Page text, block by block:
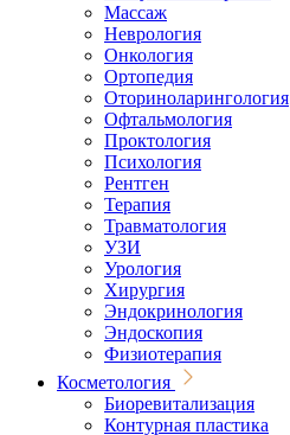
Массаж
Неврология
Онкология
Ортопедия
Оториноларингология
Офтальмология
Проктология
Психология
Рентген
Терапия
Травматология
УЗИ
Урология
Хирургия
Эндокринология
Эндоскопия
Физиотерапия
Косметология
Биоревитализация
Контурная пластика